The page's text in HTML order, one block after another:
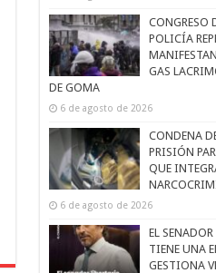
CONGRESO
POLICÍA
GAS
DE GOMA
6 de agosto de 2026
CONDENA
PRISIÓN
QUE
6 de agosto de 2026
EL
TIENE UNA
GESTIONA